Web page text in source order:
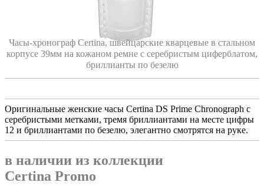
Часы-хронограф Certina, швейцарские кварцевые в стальном
корпусе 39мм на кожаном ремне с серебристым циферблатом,
бриллианты по безелю
Оригинальные женские часы Certina DS Prime Chronograph с
серебристыми метками, тремя бриллиантами на месте цифры
12 и бриллиантами по безелю, элегантно смотрятся на руке.
в наличии из коллекции
Certina Promo